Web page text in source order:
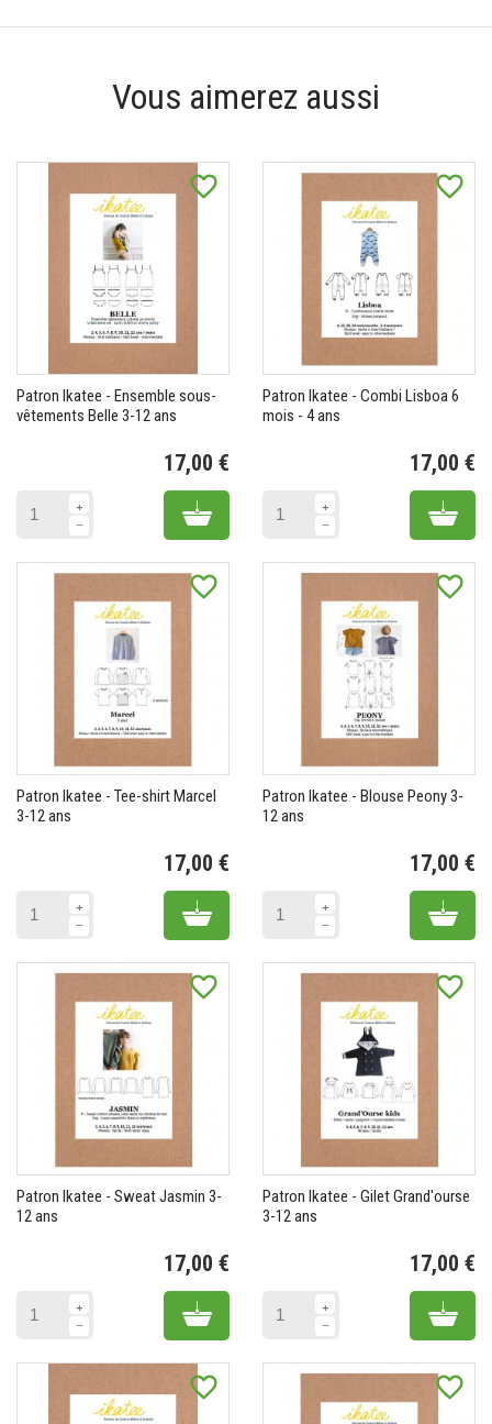
Vous aimerez aussi
favorite_border
Patron Ikatee - Ensemble sous-
vêtements Belle 3-12 ans
17,00 €
Add to cart
favorite_border
Patron Ikatee - Combi Lisboa 6
mois - 4 ans
17,00 €
Add
favorite_border
Patron Ikatee - Tee-shirt Marcel
3-12 ans
17,00 €
Add to cart
favorite_border
Patron Ikatee - Blouse Peony 3-
12 ans
17,00 €
Add
favorite_border
Patron Ikatee - Sweat Jasmin 3-
12 ans
17,00 €
Add to cart
favorite_border
Patron Ikatee - Gilet Grand'ourse
3-12 ans
17,00 €
Add
favorite_border favorite_border